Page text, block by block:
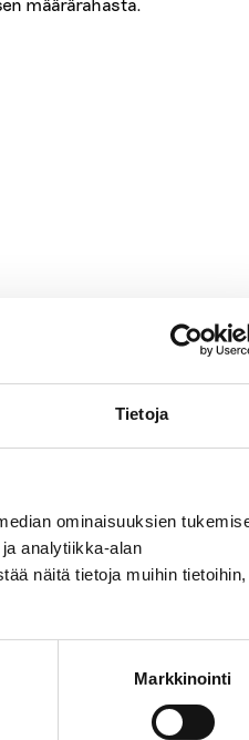
Tietoja
ominaisuuksien
analytiikka-alan
näitä tietoja muihin tietoihin,
Markkinointi